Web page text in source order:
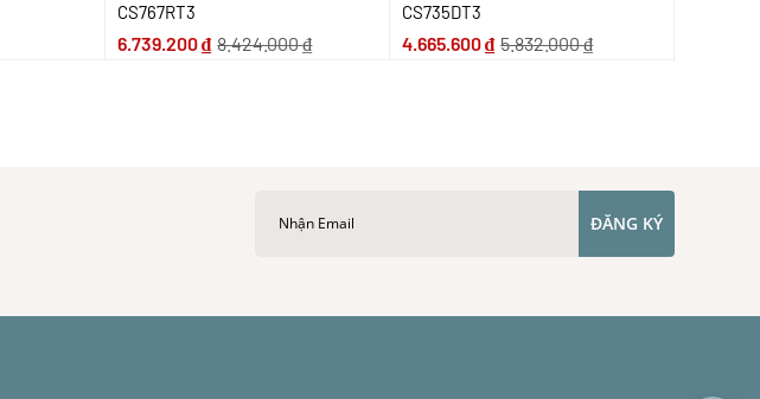
CS767RT3
6.739.200₫ 8.424.000₫
CS735DT3
4.665.600₫ 5.832.000₫
ĐĂNG KÝ